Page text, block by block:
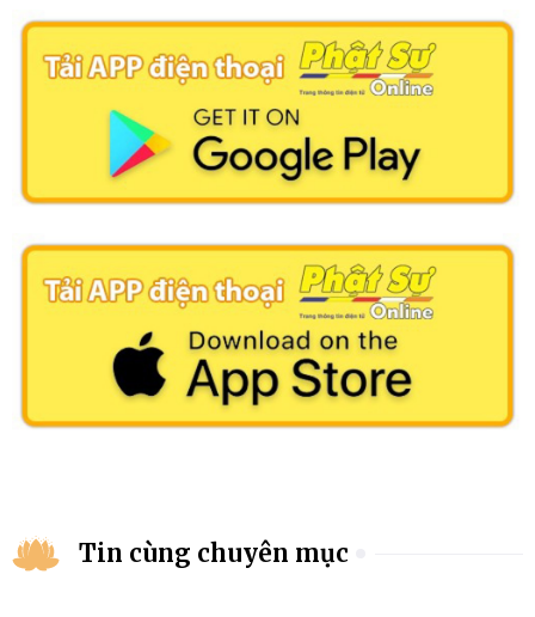
Tin cùng chuyên mục